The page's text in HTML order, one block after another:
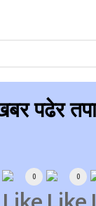
पढेर
0 0